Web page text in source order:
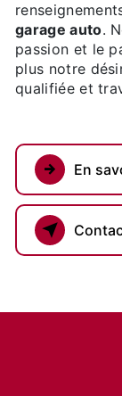
garage auto.
passion et le
plus notre
qualifiée et
En